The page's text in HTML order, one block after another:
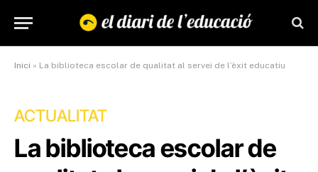
Inici » La biblioteca escolar de qualitat al servei de l’èxit educatiu
ACTUALITAT
La biblioteca escolar de